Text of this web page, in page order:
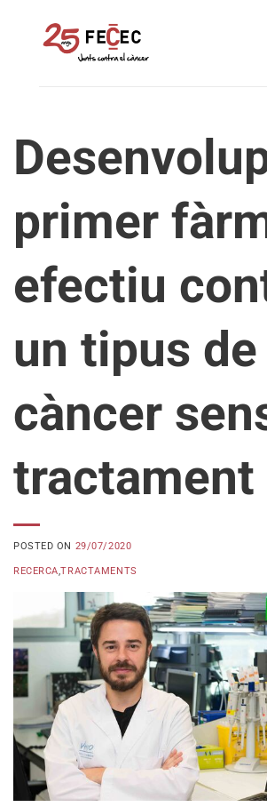
primer
efectiu
un tipus de
càncer
tractament
POSTED ON 29/07/2020
RECERCA,TRACTAMENTS